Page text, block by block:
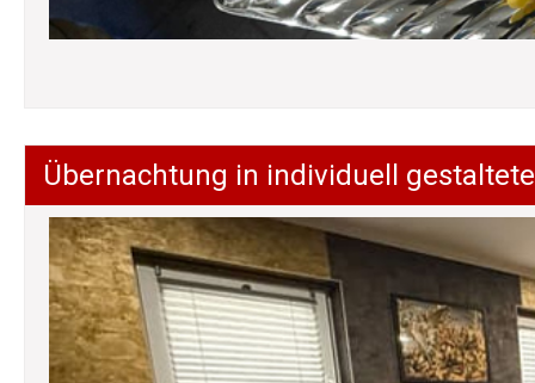
Übernachtung in individuell